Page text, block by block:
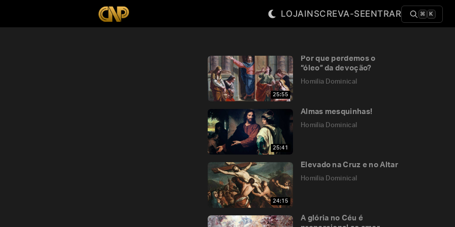
LOJAINSCREVA-SEENTRAR ⌘ K
25:55
Por que perdemos o
“óleo” da devoção?
Homilia Dominical
25:41
Almas mesquinhas!
Homilia Dominical
24:15
Elevado na Cruz e no Altar
Homilia Dominical
A glória no Céu é